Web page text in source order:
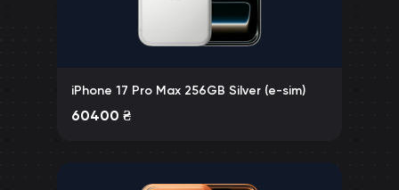
iPhone 17 Pro Max 256GB Silver (e-sim)
60400 ₴